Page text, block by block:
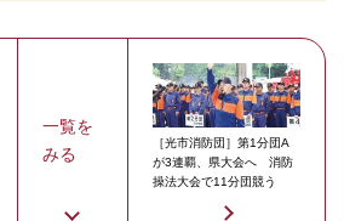
一覧を
みる
［光市消防団］第1分団A
が3連覇、県大会へ 消防
操法大会で11分団競う